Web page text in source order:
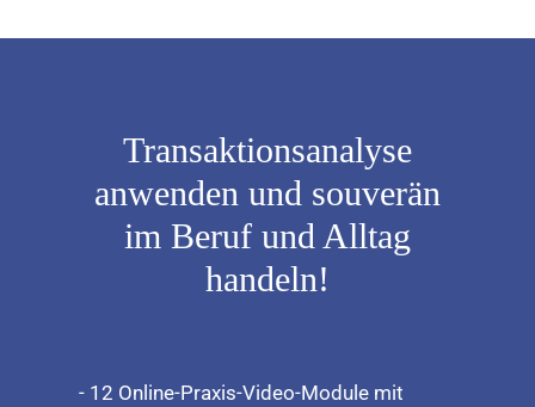
Transaktionsanalyse
anwenden und souverän
im Beruf und Alltag
handeln!
- 12 Online-Praxis-Video-Module mit